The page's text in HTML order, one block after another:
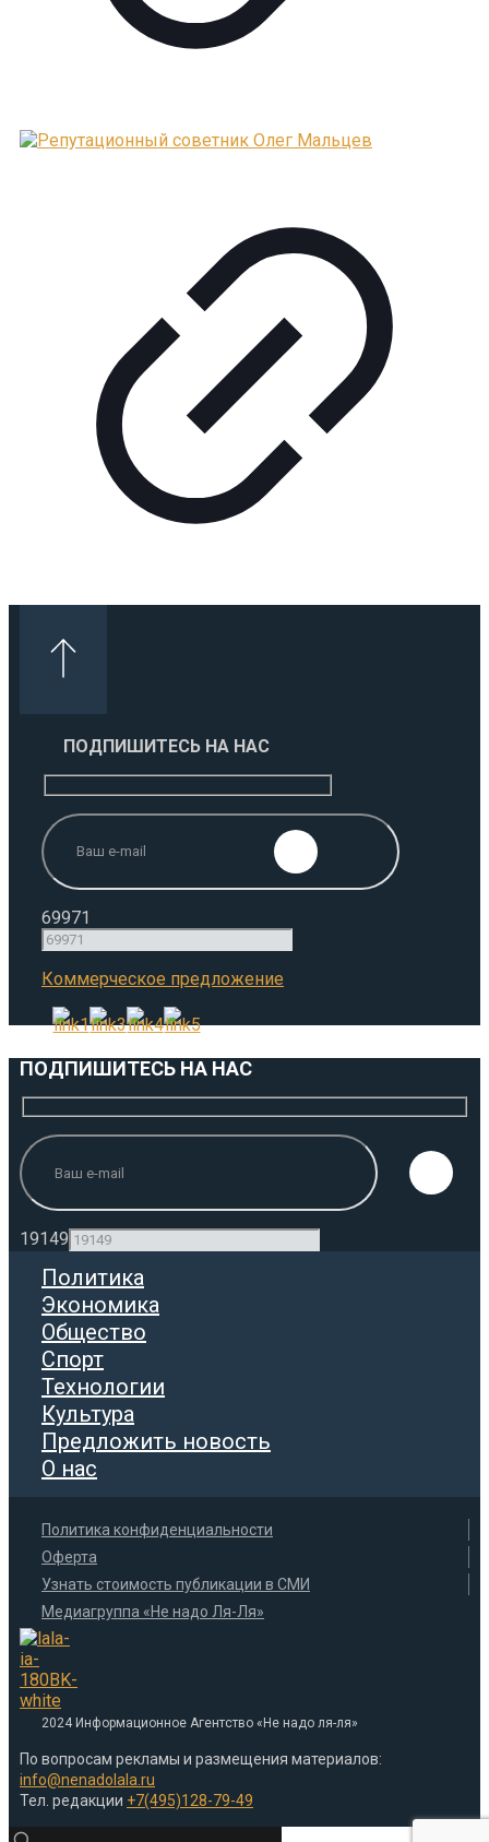
ПОДПИШИТЕСЬ НА НАС
69971
Коммерческое предложение
ПОДПИШИТЕСЬ НА НАС
19149
Политика
Экономика
Общество
Спорт
Технологии
Культура
Предложить новость
О нас
2024 Информационное Агентство «Не надо ля-ля»
По вопросам рекламы и размещения материалов:
info@nenadolala.ru
Тел. редакции +7(495)128-79-49
Политика конфиденциальности
Оферта
Узнать стоимость публикации в СМИ
Медиагруппа «Не надо Ля-Ля»